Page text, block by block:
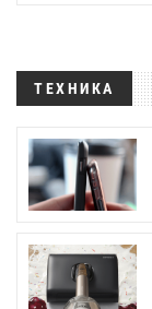
ТЕХНИКА